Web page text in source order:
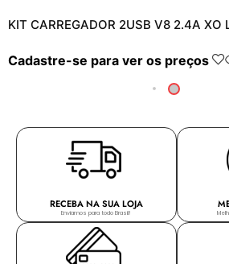
KIT CARREGADOR 2USB V8 2.4A XO
Cadastre-se para ver os preços
RECEBA NA SUA LOJA
Enviamos para todo Brasil!